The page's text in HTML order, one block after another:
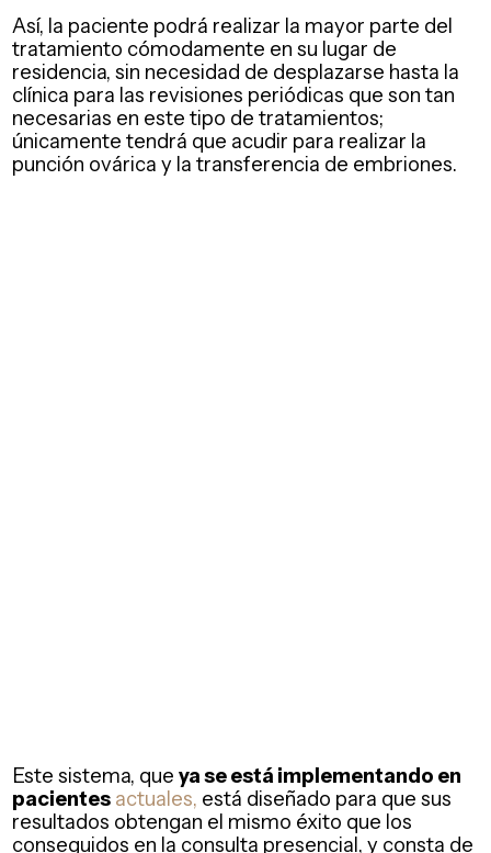
Así, la paciente podrá realizar la mayor parte del
tratamiento cómodamente en su lugar de
residencia, sin necesidad de desplazarse hasta la
clínica para las revisiones periódicas que son tan
necesarias en este tipo de tratamientos;
únicamente tendrá que acudir para realizar la
punción ovárica y la transferencia de embriones.
Este sistema, queya se está implementando en
pacientes actuales, está diseñado para que sus
resultados obtengan el mismo éxito que los
conseguidos en la consulta presencial, y consta de